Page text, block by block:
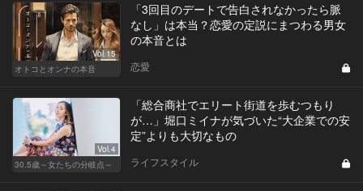
Vol.15
オトコとオンナの本音
「3回目のデートで告白されなかったら脈
なし」は本当？恋愛の定説にまつわる男女
の本音とは
恋愛
Vol.4
30.5歳～女たちの分岐点～
「総合商社でエリート街道を歩むつもり
が…」堀口ミイナが気づいた“大企業での安
定”よりも大切なもの
ライフスタイル